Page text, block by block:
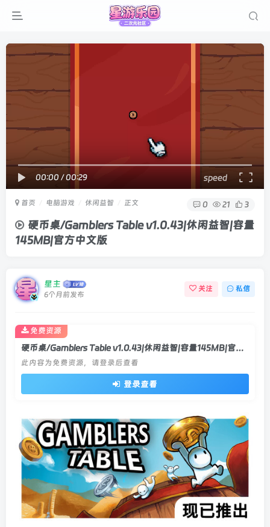
00:00 /00:29 speed
首页 电脑游戏 休闲益智 正文 0 21 3
硬币桌/Gamblers Table v1.0.43|休闲益智|容量
145MB|官方中文版
星主
6个月前发布
关注 私信
硬币桌/Gamblers Table v1.0.43|休闲益智|容量145MB|官方中文版
此内容为免费资源，请登录后查看
登录查看
免费资源